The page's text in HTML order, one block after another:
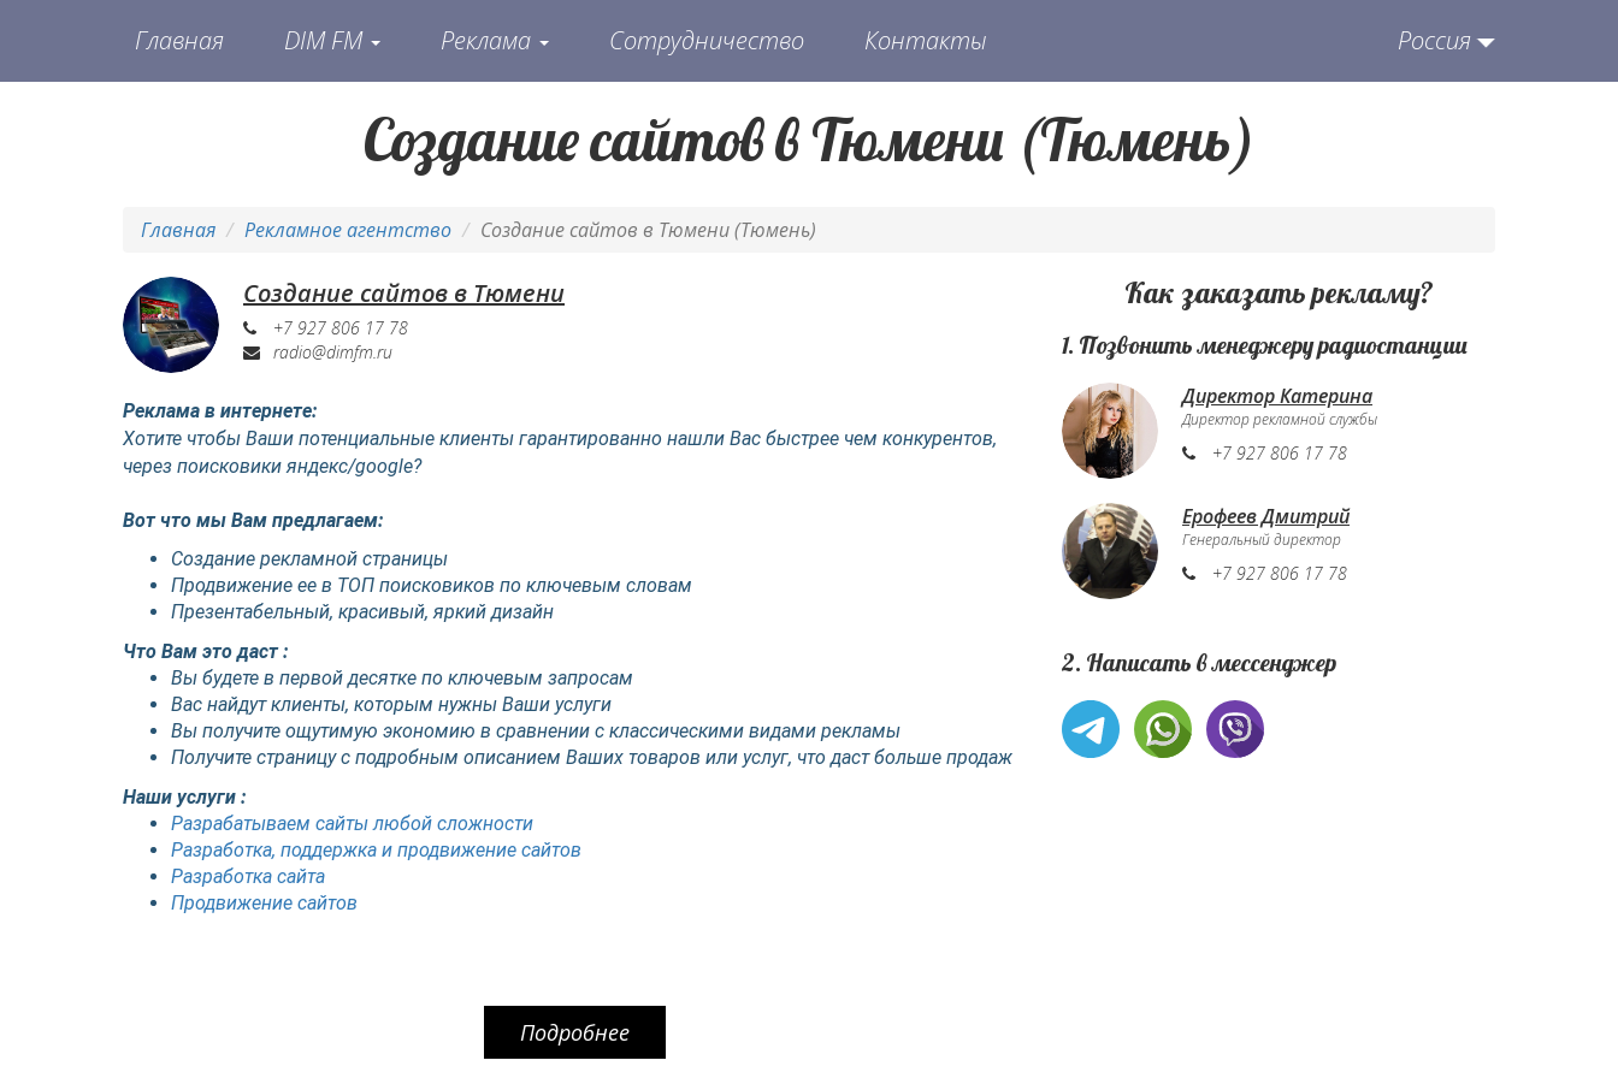
Главная DIM FM Реклама Сотрудничество Контакты Россия
Создание сайтов в Тюмени (Тюмень)
Главная Рекламное агентство Создание сайтов в Тюмени (Тюмень)
Создание сайтов в Тюмени
+7 927 806 17 78
radio@dimfm.ru
Реклама в интернете:
Хотите чтобы Ваши потенциальные клиенты гарантированно нашли Вас быстрее чем конкурентов,
через поисковики яндекс/google?
Вот что мы Вам предлагаем:
Создание рекламной страницы
Продвижение ее в ТОП поисковиков по ключевым словам
Презентабельный, красивый, яркий дизайн
Что Вам это даст :
Вы будете в первой десятке по ключевым запросам
Вас найдут клиенты, которым нужны Ваши услуги
Вы получите ощутимую экономию в сравнении с классическими видами рекламы
Получите страницу с подробным описанием Ваших товаров или услуг, что даст больше продаж
Наши услуги :
Разрабатываем сайты любой сложности
Разработка, поддержка и продвижение сайтов
Разработка сайта
Продвижение сайтов
Подробнее
Как заказать рекламу?
1. Позвонить менеджеру радиостанции
Директор Катерина
Директор рекламной службы
+7 927 806 17 78
Ерофеев Дмитрий
Генеральный директор
+7 927 806 17 78
2. Написать в мессенджер